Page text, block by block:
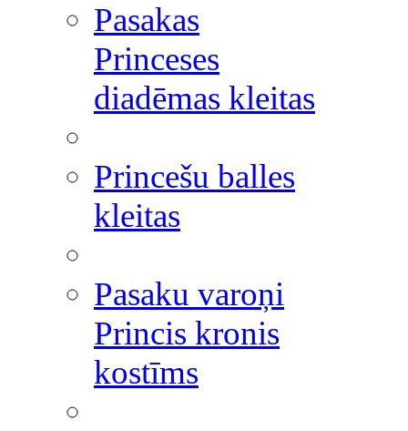
Pasakas
Princeses
diadēmas kleitas
Princešu balles
kleitas
Pasaku varoņi
Princis kronis
kostīms